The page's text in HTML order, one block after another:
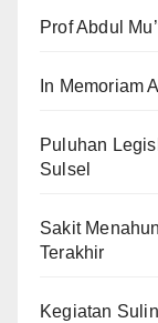
Prof Abdul
In Memoriam
Puluhan
Sulsel
Sakit
Terakhir
Kegiatan